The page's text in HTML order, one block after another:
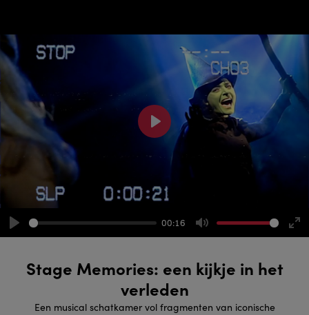
Play
00:16
Mute
Play
Stage Memories: een kijkje in het
verleden
Een musical schatkamer vol fragmenten van iconische